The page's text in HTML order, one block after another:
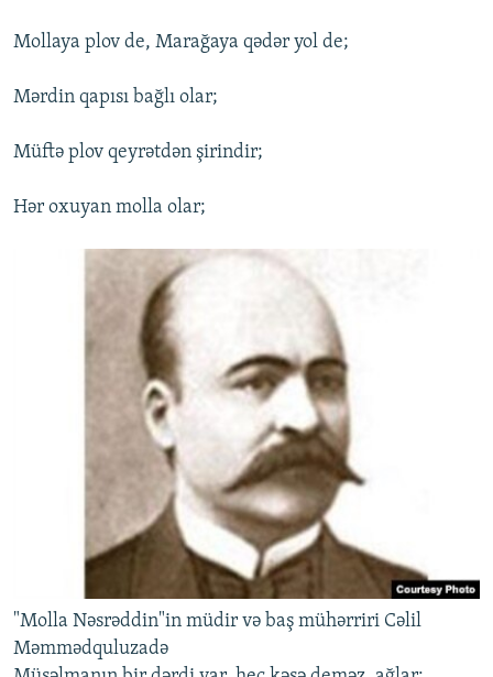
Mollaya plov de, Marağaya qədər yol de;
Mərdin qapısı bağlı olar;
Müftə plov qeyrətdən şirindir;
Hər oxuyan molla olar;
"Molla Nəsrəddin"in müdir və baş mühərriri Cəlil
Məmmədquluzadə